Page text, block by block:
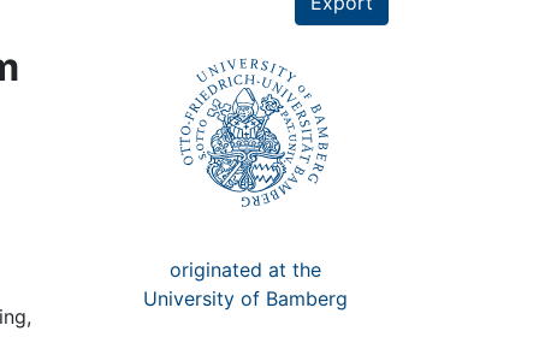
originated at the
University of Bamberg